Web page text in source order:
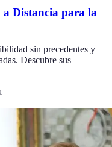
a Distancia para la
sin precedentes y
Descubre sus